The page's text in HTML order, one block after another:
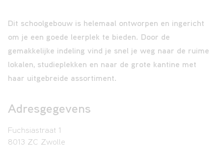
Contact
Dit schoolgebouw is helemaal ontworpen en ingericht
om je een goede leerplek te bieden. Door de
gemakkelijke indeling vind je snel je weg naar de ruime
lokalen, studieplekken en naar de grote kantine met
haar uitgebreide assortiment.
Adresgegevens
Fuchsiastraat 1
8013 ZC Zwolle